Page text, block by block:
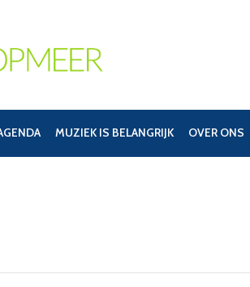
MUZIEK IS BELANGRIJK OVER ONS